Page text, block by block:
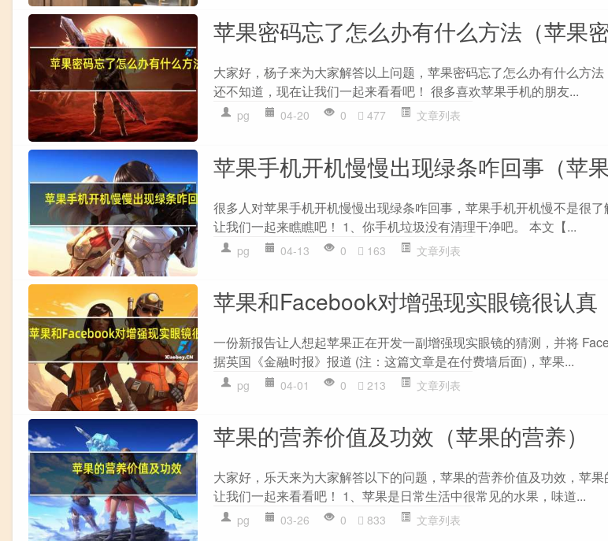
苹果密码忘了怎么办有什么方法（苹果
大家好，杨子来为大家解答以上问题，苹果密码忘了怎么办有什么方
还不知道，现在让我们一起来看看吧！ 很多喜欢苹果手机的朋友...
pg 04-20 0 477 文章列表
苹果手机开机慢慢出现绿条咋回事（苹
很多人对苹果手机开机慢慢出现绿条咋回事，苹果手机开机慢不是很
让我们一起来瞧瞧吧！ 1、你手机垃圾没有清理干净吧。 本文【...
pg 04-13 0 163 文章列表
苹果和Facebook对增强现实眼镜很认真
一份新报告让人想起苹果正在开发一副增强现实眼镜的猜测，并将
据英国《金融时报》报道 (注：这篇文章是在付费墙后面)，苹果...
pg 04-01 0 213 文章列表
苹果的营养价值及功效（苹果的营养）
大家好，乐天来为大家解答以下的问题，苹果的营养价值及功效，苹
让我们一起来看看吧！ 1、苹果是日常生活中很常见的水果，味道...
pg 03-26 0 833 文章列表